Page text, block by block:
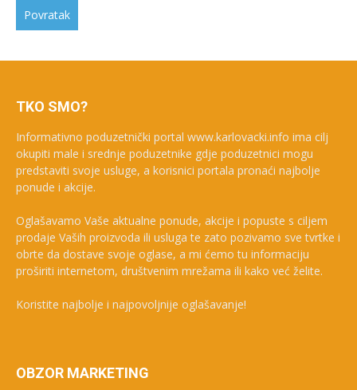
TKO SMO?
Informativno poduzetnički portal www.karlovacki.info ima cilj
okupiti male i srednje poduzetnike gdje poduzetnici mogu
predstaviti svoje usluge, a korisnici portala pronaći najbolje
ponude i akcije.
Oglašavamo Vaše aktualne ponude, akcije i popuste s ciljem
prodaje Vaših proizvoda ili usluga te zato pozivamo sve tvrtke i
obrte da dostave svoje oglase, a mi ćemo tu informaciju
proširiti internetom, društvenim mrežama ili kako već želite.
Koristite najbolje i najpovoljnije oglašavanje!
OBZOR MARKETING